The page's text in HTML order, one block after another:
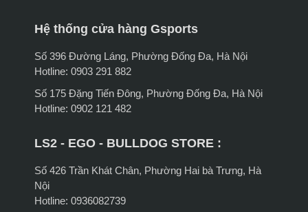
Hệ thống cửa hàng Gsports
Số 396 Đường Láng, Phường Đống Đa, Hà Nội
Hotline: 0903 291 882
Số 175 Đặng Tiến Đông, Phường Đống Đa, Hà Nội
Hotline: 0902 121 482
LS2 - EGO - BULLDOG STORE :
Số 426 Trần Khát Chân, Phường Hai bà Trưng, Hà
Nội
Hotline: 0936082739